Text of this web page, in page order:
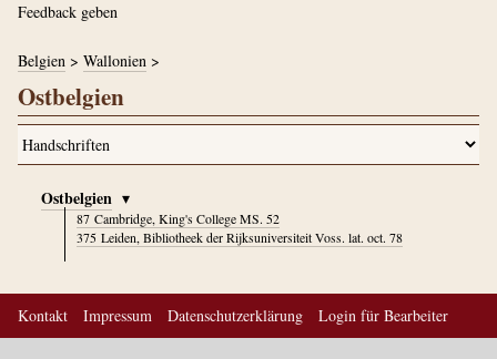
Feedback geben
Belgien > Wallonien >
Ostbelgien
Ostbelgien ▾
87 Cambridge, King's College MS. 52
375 Leiden, Bibliotheek der Rijksuniversiteit Voss. lat. oct. 78
Kontakt Impressum Datenschutzerklärung Login für Bearbeiter